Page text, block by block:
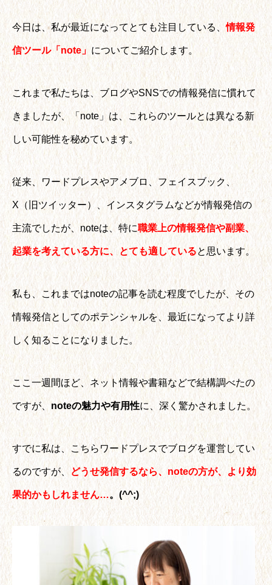
今日は、私が最近になってとても注目している、情報発
信ツール「note」 についてご紹介します。
これまで私たちは、ブログやSNSでの情報発信に慣れて
きましたが、「note」は、これらのツールとは異なる新
しい可能性を秘めています。
従来、ワードプレスやアメブロ、フェイスブック、
X（旧ツイッター）、インスタグラムなどが情報発信の
主流でしたが、noteは、特に職業上の情報発信や副業、
起業を考えている方に、とても適していると思います。
私も、これまではnoteの記事を読む程度でしたが、その
情報発信としてのポテンシャルを、最近になってより詳
しく知ることになりました。
ここ一週間ほど、ネット情報や書籍などで結構調べたの
ですが、 noteの魅力や有用性に、深く驚かされました。
すでに私は、こちらワードプレスでブログを運営してい
るのですが、 どうせ発信するなら、noteの方が、より効
果的かもしれません…。(^^;)